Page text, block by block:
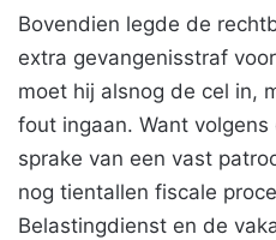
Bovendien legde de
extra gevangenisstraf
moet hij alsnog de cel in,
fout ingaan. Want
sprake van een vast
nog tientallen fiscale
Belastingdienst en de